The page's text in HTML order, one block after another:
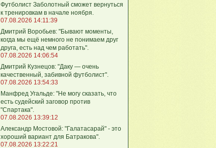
Футболист Заболотный сможет вернуться
к тренировкам в начале ноября.
07.08.2026 14:11:39
Дмитрий Воробьев: "Бывают моменты,
когда мы ещё немного не понимаем друг
друга, есть над чем работать".
07.08.2026 14:06:54
Дмитрий Кузнецов: "Даку — очень
качественный, забивной футболист".
07.08.2026 13:54:33
Манфред Угальде: "Не могу сказать, что
есть судейский заговор против
"Спартака".
07.08.2026 13:39:12
Александр Мостовой: "Галатасарай" - это
хороший вариант для Батракова".
07.08.2026 13:22:21